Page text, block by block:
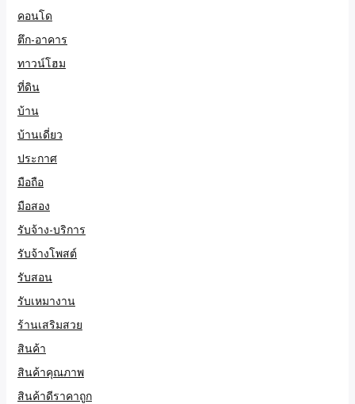
คอนโด
ตึก-อาคาร
ทาวน์โฮม
ที่ดิน
บ้าน
บ้านเดี่ยว
ประกาศ
มือถือ
มือสอง
รับจ้าง-บริการ
รับจ้างโพสต์
รับสอน
รับเหมางาน
ร้านเสริมสวย
สินค้า
สินค้าคุณภาพ
สินค้าดีราคาถูก